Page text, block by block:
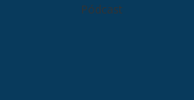
Pódcast